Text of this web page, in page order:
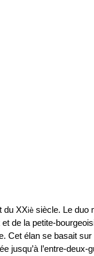
du XXièsiècle. Le duo
de la petite-
Cet élan se basait sur
jusqu’à l’entre-deux-